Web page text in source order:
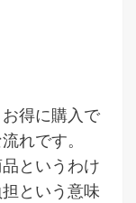
得に購入で
れです。
というわけ
という意味